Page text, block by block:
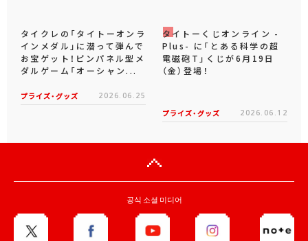
タイクレの「タイトーオンラ
インメダル」に潜って弾んで
お宝ゲット！ピンパネル型メ
ダルゲーム「オーシャン...
プライズ・グッズ 2026.06.25
タイトーくじオンライン -
Plus- に「とある科学の超
電磁砲T」くじが6月19日
（金）登場！
プライズ・グッズ 2026.06.12
공식 소셜 미디어